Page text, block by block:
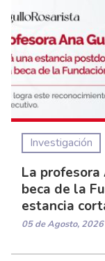
Investigación
La
beca de la
estancia
05 de Agosto, 2026